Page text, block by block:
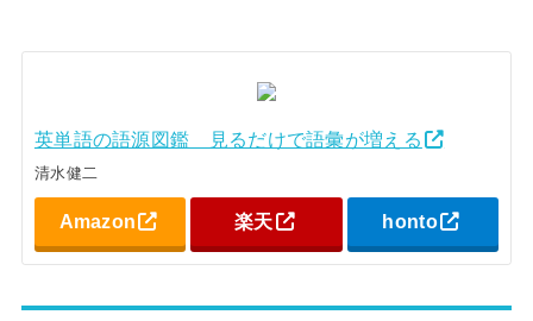
英単語の語源図鑑 見るだけで語彙が増える
清水健二
Amazon 楽天 honto